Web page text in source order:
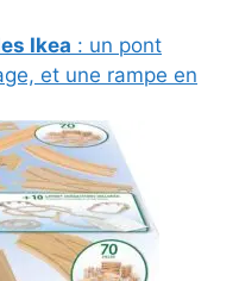
Ikea : un pont
et une rampe en